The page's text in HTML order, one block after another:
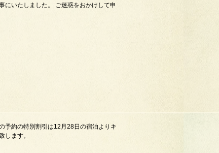
にいたしました。 ご迷惑をおかけして申
予約の特別割引は12月28日の宿泊よりキ
します。